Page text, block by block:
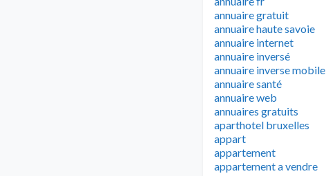
annuaire gratuit
annuaire haute savoie
annuaire internet
annuaire inversé
annuaire inverse mobile
annuaire santé
annuaire web
annuaires gratuits
aparthotel bruxelles
appart
appartement
appartement a vendre